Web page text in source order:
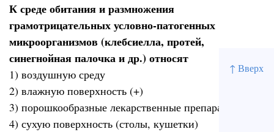
↑ Вверх
К среде обитания и размножения
грамотрицательных условно-патогенных
микроорганизмов (клебсиелла, протей,
синегнойная палочка и др.) относят
1) воздушную среду
2) влажную поверхность (+)
3) порошкообразные лекарственные препараты
4) сухую поверхность (столы, кушетки)